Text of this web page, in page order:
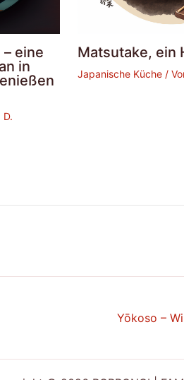
eine
in
D.
Matsutake, ein
Japanische Küche /
Yōkoso –